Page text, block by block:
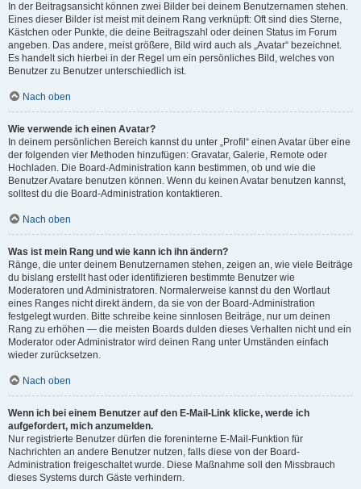
In der Beitragsansicht können zwei Bilder bei deinem Benutzernamen stehen.
Eines dieser Bilder ist meist mit deinem Rang verknüpft: Oft sind dies Sterne,
Kästchen oder Punkte, die deine Beitragszahl oder deinen Status im Forum
angeben. Das andere, meist größere, Bild wird auch als „Avatar“ bezeichnet.
Es handelt sich hierbei in der Regel um ein persönliches Bild, welches von
Benutzer zu Benutzer unterschiedlich ist.
Nach oben
Wie verwende ich einen Avatar?
In deinem persönlichen Bereich kannst du unter „Profil“ einen Avatar über eine
der folgenden vier Methoden hinzufügen: Gravatar, Galerie, Remote oder
Hochladen. Die Board-Administration kann bestimmen, ob und wie die
Benutzer Avatare benutzen können. Wenn du keinen Avatar benutzen kannst,
solltest du die Board-Administration kontaktieren.
Nach oben
Was ist mein Rang und wie kann ich ihn ändern?
Ränge, die unter deinem Benutzernamen stehen, zeigen an, wie viele Beiträge
du bislang erstellt hast oder identifizieren bestimmte Benutzer wie
Moderatoren und Administratoren. Normalerweise kannst du den Wortlaut
eines Ranges nicht direkt ändern, da sie von der Board-Administration
festgelegt wurden. Bitte schreibe keine sinnlosen Beiträge, nur um deinen
Rang zu erhöhen — die meisten Boards dulden dieses Verhalten nicht und ein
Moderator oder Administrator wird deinen Rang unter Umständen einfach
wieder zurücksetzen.
Nach oben
Wenn ich bei einem Benutzer auf den E-Mail-Link klicke, werde ich
aufgefordert, mich anzumelden.
Nur registrierte Benutzer dürfen die foreninterne E-Mail-Funktion für
Nachrichten an andere Benutzer nutzen, falls diese von der Board-
Administration freigeschaltet wurde. Diese Maßnahme soll den Missbrauch
dieses Systems durch Gäste verhindern.